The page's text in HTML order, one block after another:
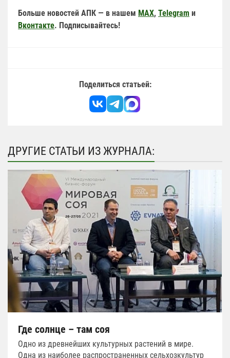
Больше новостей АПК — в нашем MAX, Telegram и
Вконтакте. Подписывайтесь!
Поделиться статьей:
ДРУГИЕ СТАТЬИ ИЗ ЖУРНАЛА:
Где солнце – там соя
Одно из древнейших культурных растений в мире.
Одна из наиболее распространенных сельхозкультур